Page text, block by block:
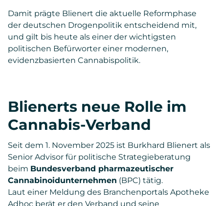
Damit prägte Blienert die aktuelle Reformphase
der deutschen Drogenpolitik entscheidend mit,
und gilt bis heute als einer der wichtigsten
politischen Befürworter einer modernen,
evidenzbasierten Cannabispolitik.
Blienerts neue Rolle im
Cannabis-Verband
Seit dem 1. November 2025 ist Burkhard Blienert als
Senior Advisor für politische Strategieberatung
beim Bundesverband pharmazeutischer
Cannabinoidunternehmen (BPC) tätig.
Laut einer Meldung des Branchenportals Apotheke
Adhoc berät er den Verband und seine